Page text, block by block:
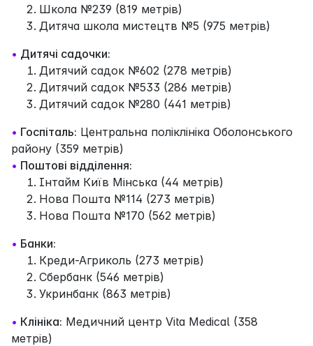
Школа №239 (819 метрів)
Дитяча школа мистецтв №5 (975 метрів)
• Дитячі садочки:
Дитячий садок №602 (278 метрів)
Дитячий садок №533 (286 метрів)
Дитячий садок №280 (441 метрів)
• Госпіталь: Центральна поліклініка Оболонського
району (359 метрів)
• Поштові відділення:
Інтайм Київ Мінська (44 метрів)
Нова Пошта №114 (273 метрів)
Нова Пошта №170 (562 метрів)
• Банки:
Креди-Агриколь (273 метрів)
Сбербанк (546 метрів)
Укринбанк (863 метрів)
• Клініка: Медичний центр Vita Medical (358
метрів)